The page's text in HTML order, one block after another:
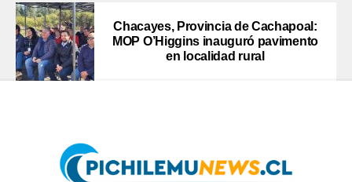
Chacayes, Provincia de Cachapoal:
MOP O’Higgins inauguró pavimento
en localidad rural